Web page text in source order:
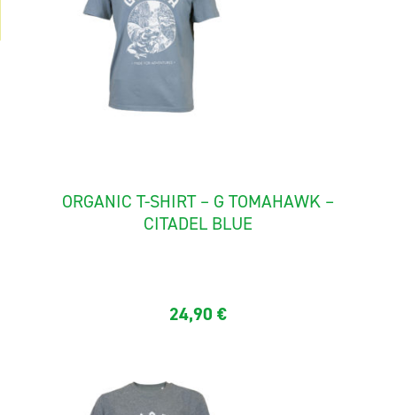
ORGANIC T-SHIRT – G TOMAHAWK –
CITADEL BLUE
24,90€